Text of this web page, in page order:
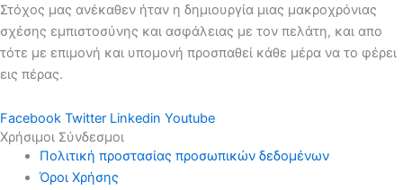
Στόχος μας ανέκαθεν ήταν η δημιουργία μιας μακροχρόνιας
σχέσης εμπιστοσύνης και ασφάλειας με τον πελάτη, και απο
τότε με επιμονή και υπομονή προσπαθεί κάθε μέρα να το φέρει
εις πέρας.
Facebook Twitter Linkedin Youtube
Χρήσιμοι Σύνδεσμοι
Πολιτική προστασίας προσωπικών δεδομένων
Όροι Χρήσης